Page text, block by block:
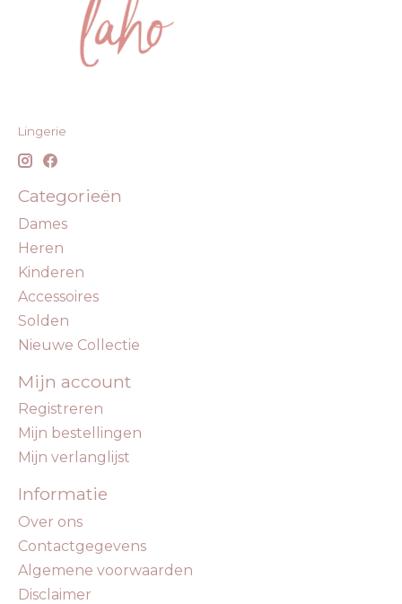
Lingerie
Categorieën
Dames
Heren
Kinderen
Accessoires
Solden
Nieuwe Collectie
Mijn account
Registreren
Mijn bestellingen
Mijn verlanglijst
Informatie
Over ons
Contactgegevens
Algemene voorwaarden
Disclaimer